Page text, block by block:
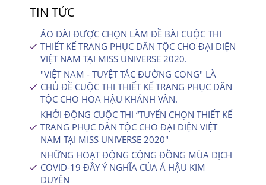
TIN TỨC
ÁO DÀI ĐƯỢC CHỌN LÀM ĐỀ BÀI CUỘC THI
THIẾT KẾ TRANG PHỤC DÂN TỘC CHO ĐẠI DIỆN
VIỆT NAM TẠI MISS UNIVERSE 2020.
"VIỆT NAM - TUYỆT TÁC ĐƯỜNG CONG" LÀ
CHỦ ĐỀ CUỘC THI THIẾT KẾ TRANG PHỤC DÂN
TỘC CHO HOA HẬU KHÁNH VÂN.
KHỞI ĐỘNG CUỘC THI “TUYỂN CHỌN THIẾT KẾ
TRANG PHỤC DÂN TỘC CHO ĐẠI DIỆN VIỆT
NAM TẠI MISS UNIVERSE 2020″
NHỮNG HOẠT ĐỘNG CỘNG ĐỒNG MÙA DỊCH
COVID-19 ĐẦY Ý NGHĨA CỦA Á HẬU KIM
DUYÊN